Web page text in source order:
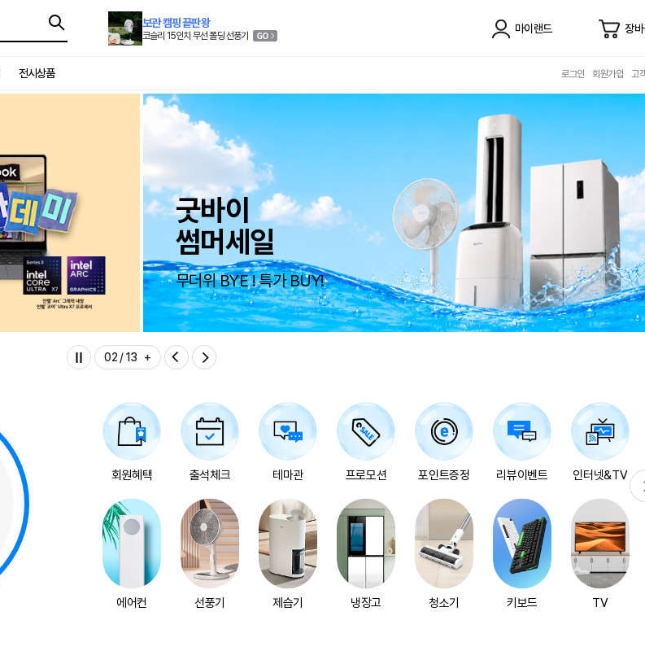
보관 캠핑 끝판왕
코슬리 15인치 무선 폴딩 선풍기
마이랜드 장
전시상품 로그인 회원가입 고
Season Change
레전드 세일
전자랜드 인기 가전을 합리적인 가격으로!
03 / 13
오늘의 상품
55: 02
SQ06EA1WCS 기본설치비포함
무료배송 실외기포함
1,000,000원
533,600 원
38개
오늘의 상품
16 55: 02
공기청정기 플러스
AS305DWWA
1,319,000원
50% 665,112 원
남은수량 10개
회원혜택 출석체크 테마관 프로모션 포인트증정 리뷰이벤트 인터넷&TV
에어컨 선풍기 제습기 냉장고 청소기 키보드 TV